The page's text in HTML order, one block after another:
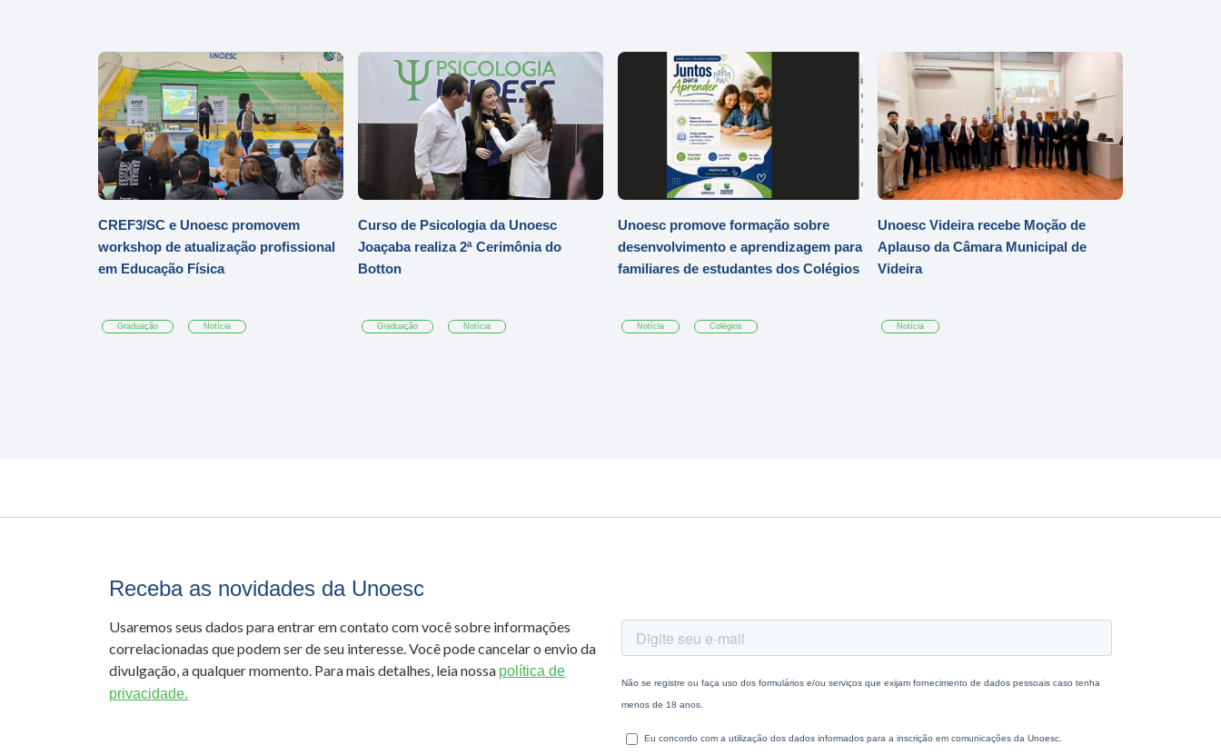
CREF3/SC e Unoesc promovem
workshop de atualização profissional
em Educação Física
Graduação Notícia
Curso de Psicologia da Unoesc
Joaçaba realiza 2ª Cerimônia do
Botton
Graduação Notícia
Unoesc promove formação sobre
desenvolvimento e aprendizagem para
familiares de estudantes dos Colégios
Notícia Colégios
Unoesc Videira recebe Moção de
Aplauso da Câmara Municipal de
Videira
Notícia
Receba as novidades da Unoesc
Usaremos seus dados para entrar em contato com você sobre informações
correlacionadas que podem ser de seu interesse. Você pode cancelar o envio da
divulgação, a qualquer momento. Para mais detalhes, leia nossa política de
privacidade.